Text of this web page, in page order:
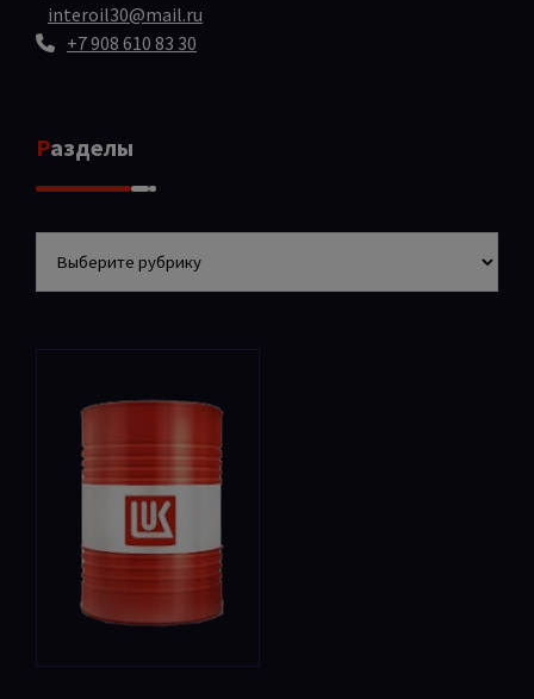
interoil30@mail.ru
+7 908 610 83 30
Разделы